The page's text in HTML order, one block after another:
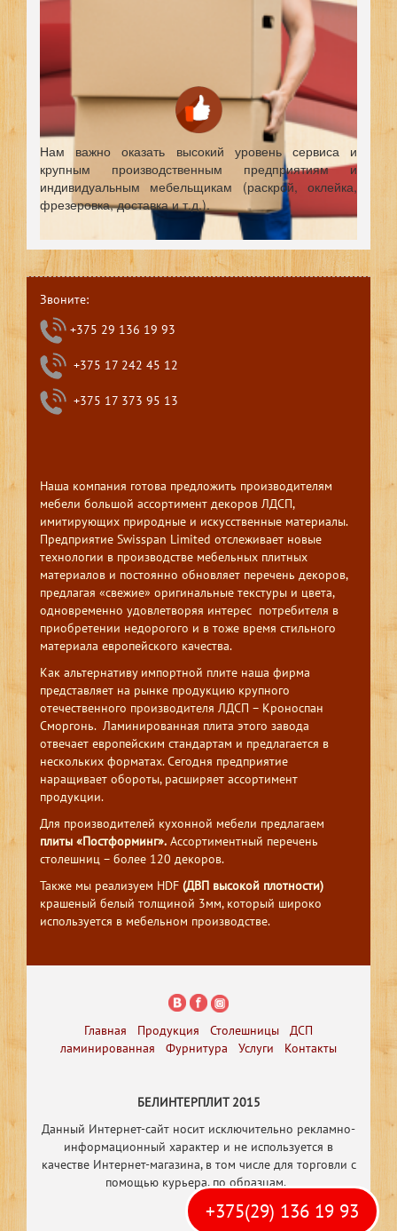
Нам важно оказать высокий уровень сервиса и
крупным производственным предприятиям и
индивидуальным мебельщикам (раскрой, оклейка,
фрезеровка, доставка и т.д.).
Звоните:
+375 29 136 19 93
+375 17 242 45 12
+375 17 373 95 13
Наша компания готова предложить производителям
мебели большой ассортимент декоров ЛДСП,
имитирующих природные и искусственные материалы.
Предприятие Swisspan Limited отслеживает новые
технологии в производстве мебельных плитных
материалов и постоянно обновляет перечень декоров,
предлагая «свежие» оригинальные текстуры и цвета,
одновременно удовлетворяя интерес потребителя в
приобретении недорогого и в тоже время стильного
материала европейского качества.
Как альтернативу импортной плите наша фирма
представляет на рынке продукцию крупного
отечественного производителя ЛДСП – Кроноспан
Сморгонь. Ламинированная плита этого завода
отвечает европейским стандартам и предлагается в
нескольких форматах. Сегодня предприятие
наращивает обороты, расширяет ассортимент
продукции.
Для производителей кухонной мебели предлагаем
плиты «Постформинг». Ассортиментный перечень
столешниц – более 120 декоров.
Также мы реализуем HDF (ДВП высокой плотности)
крашеный белый толщиной 3мм, который широко
используется в мебельном производстве.
Главная Продукция Столешницы
ДСП
ламинированная
Фурнитура Услуги Контакты
БЕЛИНТЕРПЛИТ 2015
Данный Интернет-сайт носит исключительно рекламно-
информационный характер и не используется в
качестве Интернет-магазина, в том числе для торговли с
помощью курьера, по образцам.
Разработка
+375(29) 136 19 93